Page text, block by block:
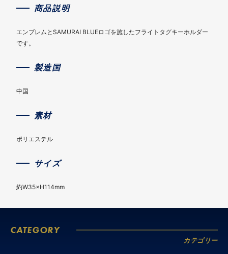
商品説明
エンブレムとSAMURAI BLUEロゴを施したフライトタグキーホルダー
です。
製造国
中国
素材
ポリエステル
サイズ
約W35×H114mm
CATEGORY
カテゴリー